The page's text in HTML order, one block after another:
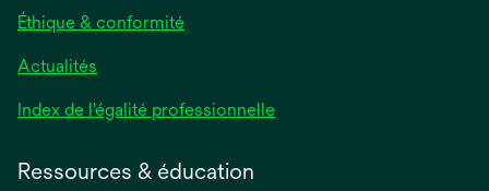
Éthique & conformité
Actualités
Index de l'égalité professionnelles’ouvre
Ressources & éducation